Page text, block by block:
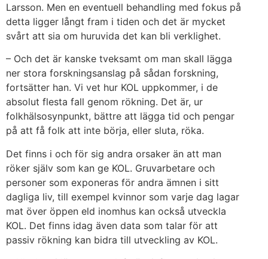
Larsson. Men en eventuell behandling med fokus på
detta ligger långt fram i tiden och det är mycket
svårt att sia om huruvida det kan bli verklighet.
– Och det är kanske tveksamt om man skall lägga
ner stora forskningsanslag på sådan forskning,
fortsätter han. Vi vet hur KOL uppkommer, i de
absolut flesta fall genom rökning. Det är, ur
folkhälsosynpunkt, bättre att lägga tid och pengar
på att få folk att inte börja, eller sluta, röka.
Det finns i och för sig andra orsaker än att man
röker själv som kan ge KOL. Gruvarbetare och
personer som exponeras för andra ämnen i sitt
dagliga liv, till exempel kvinnor som varje dag lagar
mat över öppen eld inomhus kan också utveckla
KOL. Det finns idag även data som talar för att
passiv rökning kan bidra till utveckling av KOL.